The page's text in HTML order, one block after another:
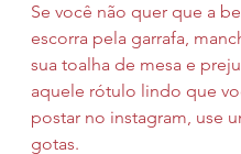
Se você não quer que a
escorra pela garrafa,
sua toalha de mesa e
aquele rótulo lindo que
postar no instagram, use
gotas.